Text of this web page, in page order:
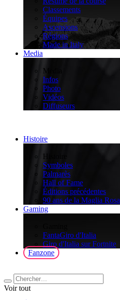
Classements
Équipes
Ascensions
Régions
Made in Italy
Media
Media
Infos
Photo
Vidéos
Diffuseurs
Histoire
Histoire
Symboles
Palmarès
Hall of Fame
Éditions précédentes
90 ans de la Maglia Rosa
Gaming
FantaGiro d'Italia
Giro d'Italia sur Fortnite
Fanzone
Voir tout